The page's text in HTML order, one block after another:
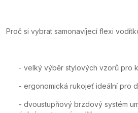
Proč si vybrat samonavíjecí flexi
- velký výběr stylových vzorů pro
- ergonomická rukojeť ideální pro
- dvoustupňový brzdový systém